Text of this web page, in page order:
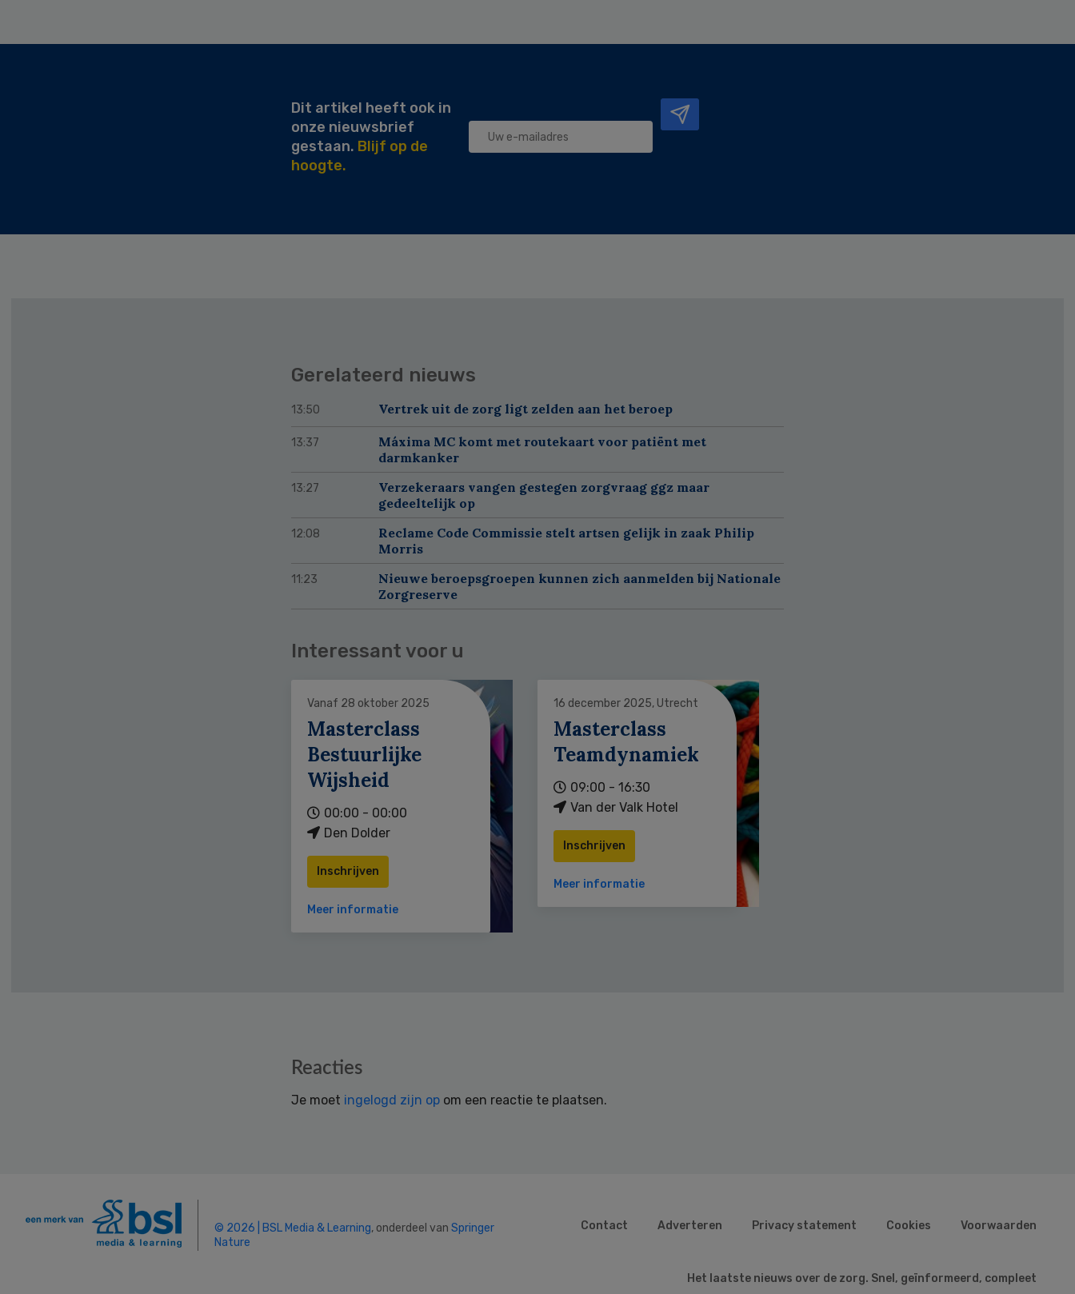
Secondary
Dit artikel heeft ook in
onze nieuwsbrief
gestaan. Blijf op de
hoogte.
Gerelateerd nieuws
13:50 Vertrek uit de zorg ligt zelden aan het beroep
13:37
Máxima MC komt met routekaart voor patiënt met
darmkanker
13:27
Verzekeraars vangen gestegen zorgvraag ggz maar
gedeeltelijk op
12:08
Reclame Code Commissie stelt artsen gelijk in zaak Philip
Morris
11:23
Nieuwe beroepsgroepen kunnen zich aanmelden bij Nationale
Zorgreserve
Interessant voor u
Vanaf 28 oktober 2025
Masterclass
Bestuurlijke
Wijsheid
00:00 - 00:00
Den Dolder
Inschrijven
Meer informatie
16 december 2025, Utrecht
Masterclass
Teamdynamiek
09:00 - 16:30
Van der Valk Hotel
Inschrijven
Meer informatie
Reacties
Je moet ingelogd zijn op om een reactie te plaatsen.
© 2026 | BSL Media & Learning, onderdeel van Springer
Nature
Contact Adverteren Privacy statement Cookies Voorwaarden
Het laatste nieuws over de zorg. Snel, geïnformeerd, compleet